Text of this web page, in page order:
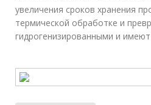
увеличения сроков хранения
термической обработке и
гидрогенизированными и